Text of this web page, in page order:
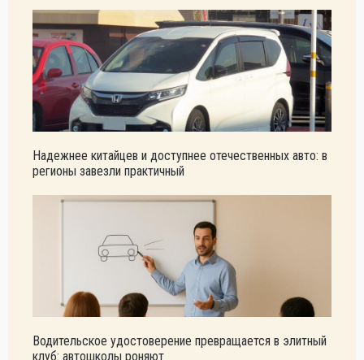
Надежнее китайцев и доступнее отечественных авто: в
регионы завезли практичный
Водительское удостоверение превращается в элитный
клуб: автошколы роняют